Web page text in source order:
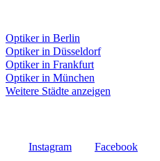
Optiker in Berlin
Optiker in Düsseldorf
Optiker in Frankfurt
Optiker in München
Weitere Städte anzeigen
Instagram Facebook